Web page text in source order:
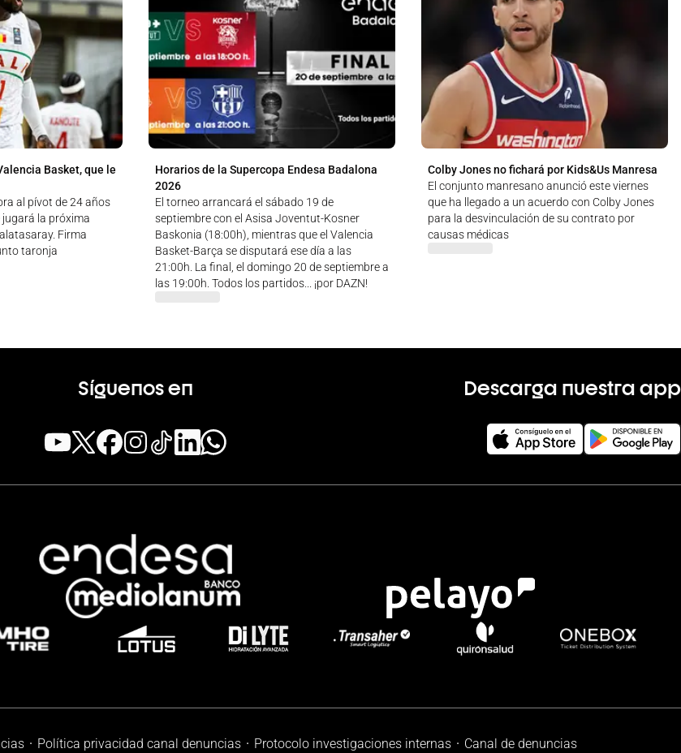
Basket, que le
al pívot de 24 años
jugará la próxima
Firma
taronja
Horarios de la Supercopa Endesa Badalona
2026
El torneo arrancará el sábado 19 de
septiembre con el Asisa Joventut-Kosner
Baskonia (18:00h), mientras que el Valencia
Basket-Barça se disputará ese día a las
21:00h. La final, el domingo 20 de septiembre a
las 19:00h. Todos los partidos... ¡por DAZN!
Colby Jones no fichará por Kids&Us Manresa
El conjunto manresano anunció este viernes
que ha llegado a un acuerdo con Colby Jones
para la desvinculación de su contrato por
causas médicas
Síguenos en Descarga nuestra app
Política privacidad canal denuncias Protocolo investigaciones internas Canal de denuncias